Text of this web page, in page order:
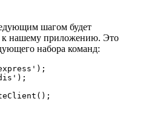
шагом будет
к нашему приложению. Это
набора команд: